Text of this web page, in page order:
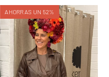
era:
99,00 €.
es:
79,20 €.
AHORRAS UN 52%